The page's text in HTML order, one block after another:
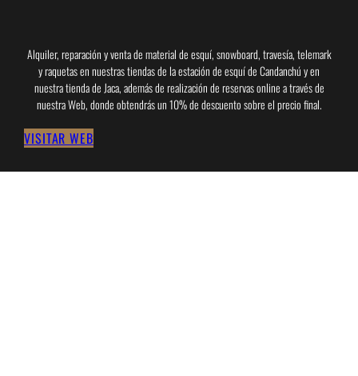
Alquiler, reparación y venta de material de esquí, snowboard, travesía, telemark
y raquetas en nuestras tiendas de la estación de esquí de Candanchú y en
nuestra tienda de Jaca, además de realización de reservas online a través de
nuestra Web, donde obtendrás un 10% de descuento sobre el precio final.
VISITAR WEB